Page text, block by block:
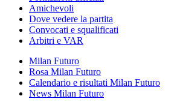
Amichevoli
Dove vedere la partita
Convocati e squalificati
Arbitri e VAR
Milan Futuro
Rosa Milan Futuro
Calendario e risultati Milan Futuro
News Milan Futuro